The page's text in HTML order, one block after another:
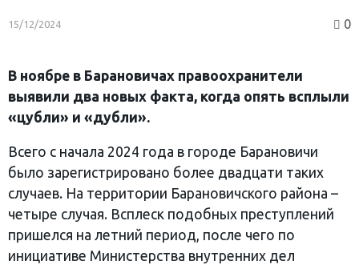
15/12/2024 0
В ноябре в Барановичах правоохранители
выявили два новых факта, когда опять всплыли
«цубли» и «дубли».
Всего с начала 2024 года в городе Барановичи
было зарегистрировано более двадцати таких
случаев. На территории Барановичского района –
четыре случая. Всплеск подобных преступлений
пришелся на летний период, после чего по
инициативе Министерства внутренних дел